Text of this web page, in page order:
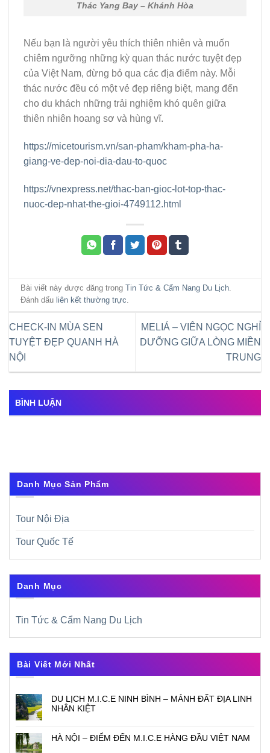
Thác Yang Bay – Khánh Hòa
Nếu bạn là người yêu thích thiên nhiên và muốn
chiêm ngưỡng những kỳ quan thác nước tuyệt đẹp
của Việt Nam, đừng bỏ qua các địa điểm này. Mỗi
thác nước đều có một vẻ đẹp riêng biệt, mang đến
cho du khách những trải nghiệm khó quên giữa
thiên nhiên hoang sơ và hùng vĩ.
https://micetourism.vn/san-pham/kham-pha-ha-
giang-ve-dep-noi-dia-dau-to-quoc
https://vnexpress.net/thac-ban-gioc-lot-top-thac-
nuoc-dep-nhat-the-gioi-4749112.html
Bài viết này được đăng trongTin Tức & Cẩm Nang Du Lịch.
Đánh dấu liên kết thường trực.
CHECK-IN MÙA SEN
TUYỆT ĐẸP QUANH HÀ
NỘI
MELIÁ – VIÊN NGỌC NGHỈ
DƯỠNG GIỮA LÒNG MIỀN
TRUNG
BÌNH LUẬN
Danh Mục Sản Phẩm
Tour Nội Địa
Tour Quốc Tế
Danh Mục
Tin Tức & Cẩm Nang Du Lịch
Bài Viết Mới Nhất
DU LỊCH M.I.C.E NINH BÌNH – MẢNH ĐẤT ĐỊA LINH
NHÂN KIỆT
HÀ NỘI – ĐIỂM ĐẾN M.I.C.E HÀNG ĐẦU VIỆT NAM